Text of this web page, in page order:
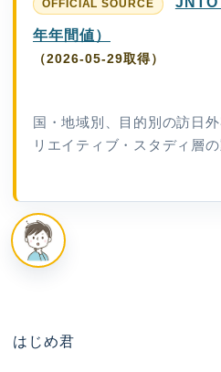
年年間値）
（2026-05-29取得）
国・地域別、目的別の訪日
リエイティブ・スタディ層
はじめ君